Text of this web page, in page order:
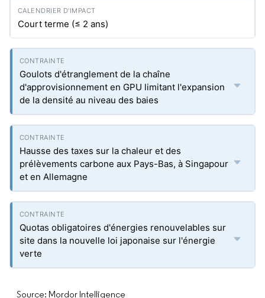
Court terme (≤ 2 ans)
Goulots d'étranglement de la chaîne
d'approvisionnement en GPU limitant l'expansion
de la densité au niveau des baies
Hausse des taxes sur la chaleur et des
prélèvements carbone aux Pays-Bas, à Singapour
et en Allemagne
Quotas obligatoires d'énergies renouvelables sur
site dans la nouvelle loi japonaise sur l'énergie
verte
Source: Mordor Intelligence